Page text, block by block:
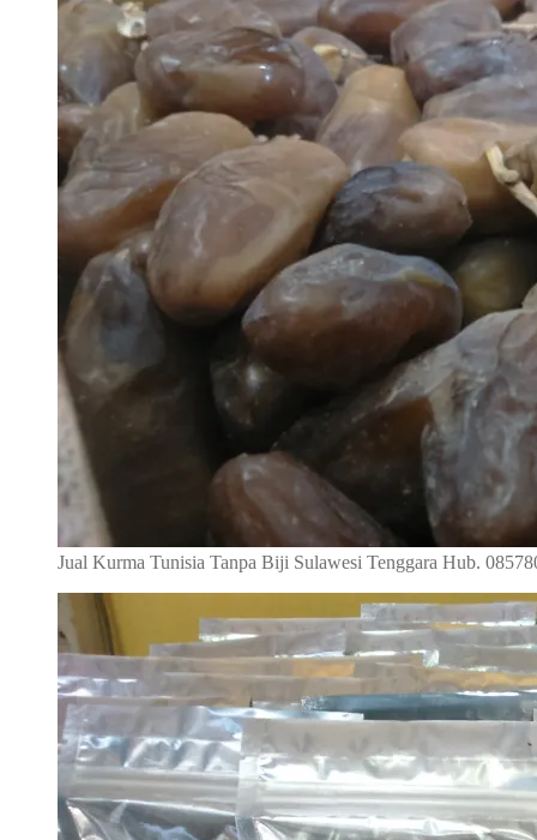
Jual Kurma Tunisia Tanpa Biji Sulawesi Tenggara Hub.